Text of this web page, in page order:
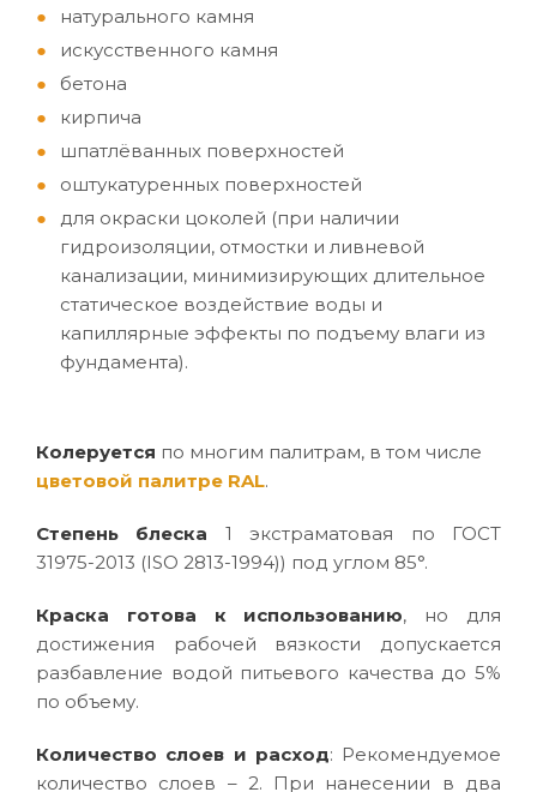
натурального камня
искусственного камня
бетона
кирпича
шпатлёванных поверхностей
оштукатуренных поверхностей
для окраски цоколей (при наличии
гидроизоляции, отмостки и ливневой
канализации, минимизирующих длительное
статическое воздействие воды и
капиллярные эффекты по подъему влаги из
фундамента).
Колеруется по многим палитрам, в том числе
цветовой палитре RAL.
Степень блеска 1 экстраматовая по ГОСТ
31975-2013 (ISO 2813-1994)) под углом 85°.
Краска готова к использованию, но для
достижения рабочей вязкости допускается
разбавление водой питьевого качества до 5%
по объему.
Количество слоев и расход: Рекомендуемое
количество слоев – 2. При нанесении в два